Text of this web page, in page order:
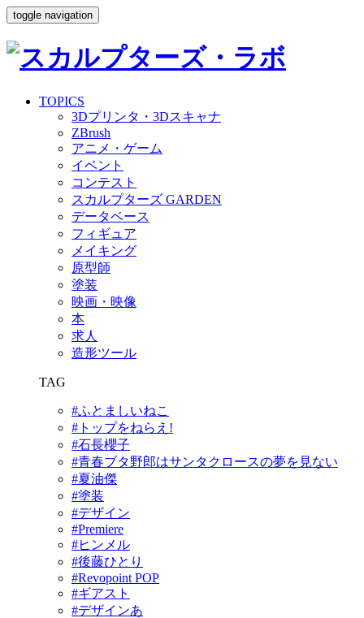
toggle navigation
TOPICS
3Dプリンタ・3Dスキャナ
ZBrush
アニメ・ゲーム
イベント
コンテスト
スカルプターズ GARDEN
データベース
フィギュア
メイキング
原型師
塗装
映画・映像
本
求人
造形ツール
TAG
#ふとましいねこ
#トップをねらえ!
#石長櫻子
#⻘春ブタ野郎はサンタクロースの夢を⾒ない
#夏油傑
#塗装
#デザイン
#Premiere
#ヒンメル
#後藤ひとり
#Revopoint POP
#ギアスト
#デザインあ